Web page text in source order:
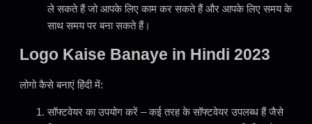
ले सकते हैं जो आपके लिए काम कर सकते हैं और आपके लिए समय के
साथ समय पर बना सकते हैं।
Logo Kaise Banaye in Hindi 2023
लोगो कैसे बनाएं हिंदी में:
सॉफ्टवेयर का उपयोग करें – कई तरह के सॉफ्टवेयर उपलब्ध हैं जैसे